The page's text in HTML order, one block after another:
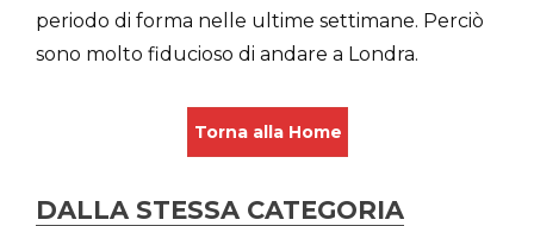
periodo di forma nelle ultime settimane. Perciò
sono molto fiducioso di andare a Londra.
Torna alla Home
DALLA STESSA CATEGORIA